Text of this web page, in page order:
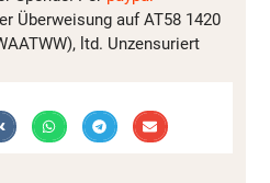
Überweisung auf AT58 1420
ltd. Unzensuriert